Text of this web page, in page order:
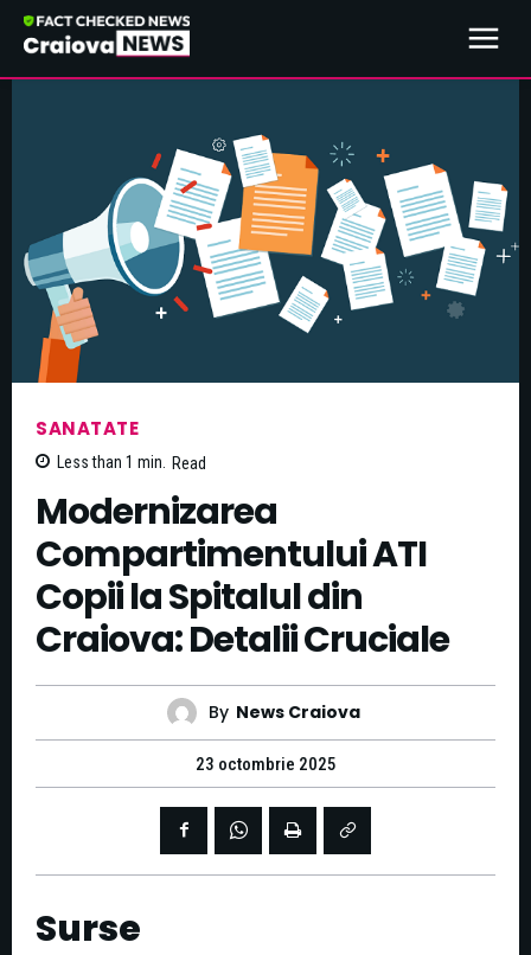
SANATATE
Less than 1 min. Read
Modernizarea
Compartimentului ATI
Copii la Spitalul din
Craiova: Detalii Cruciale
By News Craiova
23 octombrie 2025
Surse